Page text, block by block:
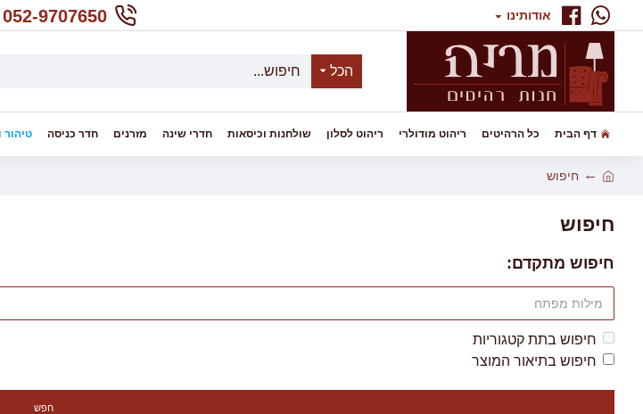
אודותינו 052-9707650 להזמנות
הכל
דף הבית כל הרהיטים ריהוט מודולרי ריהוט לסלון שולחנות וכיסאות חדרי שינה מזרנים חדר כניסה טיהור
חיפוש
חיפוש
חיפוש מתקדם:
חיפוש בתת קטגוריות
חיפוש בתיאור המוצר
חפש